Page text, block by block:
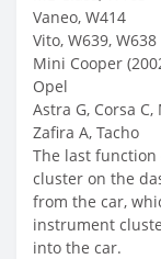
Vaneo, W414
Vito, W639, W638
Mini Cooper
Opel
Astra G, Corsa
Zafira A, Tacho
The last
cluster on the
from the car,
instrument
into the car.